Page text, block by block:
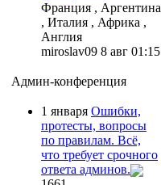
Франция , Аргентина
, Италия , Африка ,
Англия
miroslav09 8 авг 01:15
Админ-конференция
1 января Ошибки,
протесты, вопросы
по правилам. Всё,
что требует срочного
ответа админов.